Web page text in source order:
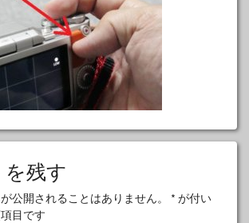
残す
公開されることはありません。 * が付い
目です